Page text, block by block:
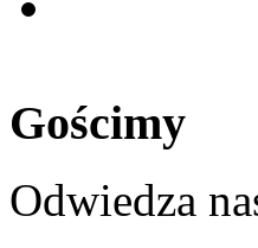
Gościmy
Odwiedza